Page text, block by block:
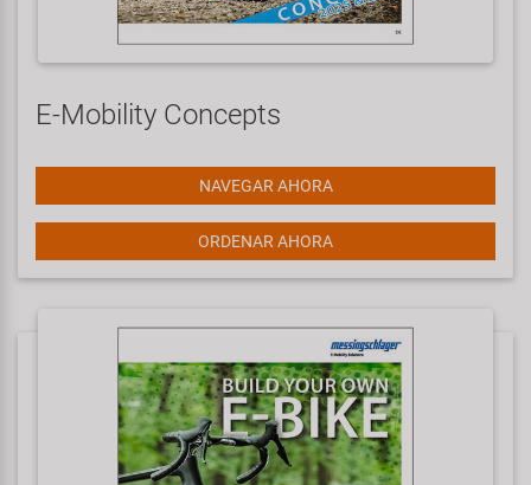
E-Mobility Concepts
NAVEGAR AHORA
ORDENAR AHORA